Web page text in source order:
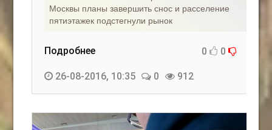
Москвы планы завершить снос и расселение
пятиэтажек подстегнули рынок
Подробнее 0 0
26-08-2016, 10:35 0 912